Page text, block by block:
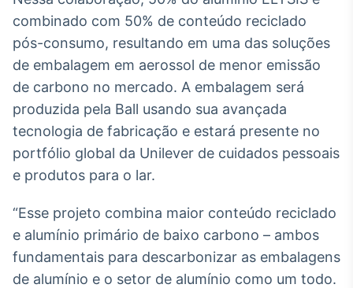
Curadoria
Curadoria de
conteúdos
Soluções de
Tecnologia
Broadcast
Radar
conteúdos
Broadcast
Fundos
combinado com 50% de conteúdo reciclado
pós-consumo, resultando em uma das soluções
de embalagem em aerossol de menor emissão
de carbono no mercado. A embalagem será
produzida pela Ball usando sua avançada
tecnologia de fabricação e estará presente no
portfólio global da Unilever de cuidados pessoais
e produtos para o lar.
“Esse projeto combina maior conteúdo reciclado
e alumínio primário de baixo carbono – ambos
fundamentais para descarbonizar as embalagens
de alumínio e o setor de alumínio como um todo.